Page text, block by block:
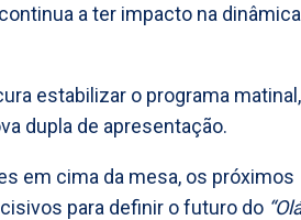
a ter impacto na dinâmica
estabilizar o programa matinal,
dupla de apresentação.
em cima da mesa, os próximos
para definir o futuro do